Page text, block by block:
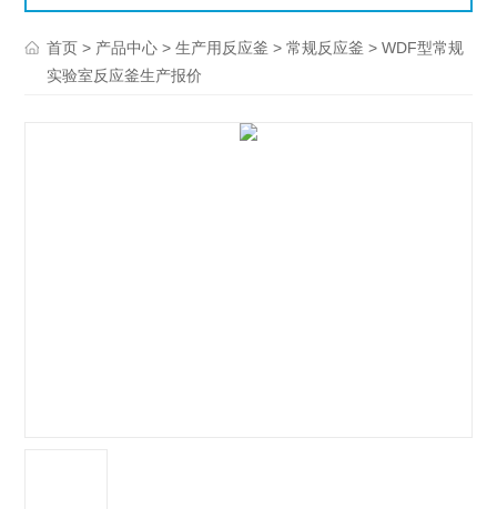
首页 > 产品中心 >生产用反应釜 >常规反应釜 > WDF型常规
实验室反应釜生产报价